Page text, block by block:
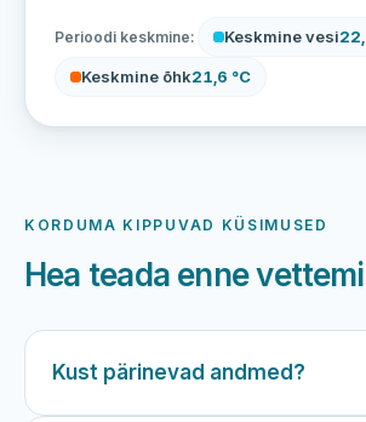
Perioodi keskmine: Keskmine vesi
Keskmine õhk21,6 °C
KORDUMA KIPPUVAD KÜSIMUSED
Hea teada enne
Kust pärinevad andmed?